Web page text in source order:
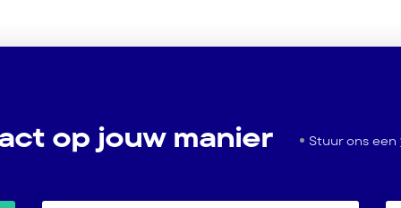
op jouw manier Stuur ons een